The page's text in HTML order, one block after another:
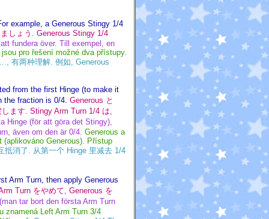
example, a Generous Stingy 1/4
しょう. Generous Stingy 1/4
fundera över. Till exempel, en
pro řešení možné dva přístupy.
有两种理解. 例如, Generous
from the first Hinge (to make it
the fraction is 0/4. Generous と
ます. Stingy Arm Turn 1/4 は,
Hinge (för att göra det Stingy),
även om den är 0/4. Generous a
Generous). Přístup
抵消了. 从第一个 Hinge 里减去 1/4
Arm Turn, then apply Generous
Turn をやめて, Generous を
tar bort den första Arm Turn
znamená Left Arm Turn 3/4